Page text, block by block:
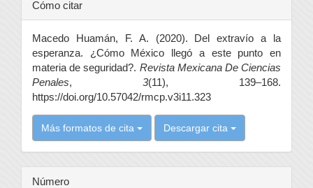
del
artículo
Cómo citar
Macedo Huamán, F. A. (2020). Del extravío a la
esperanza. ¿Cómo México llegó a este punto en
materia de seguridad?. Revista Mexicana De Ciencias
Penales, 3(11), 139–168.
https://doi.org/10.57042/rmcp.v3i11.323
Más formatos de cita Descargar cita
Número